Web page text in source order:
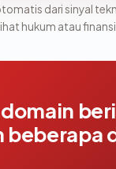
dari sinyal
hukum atau
beberapa